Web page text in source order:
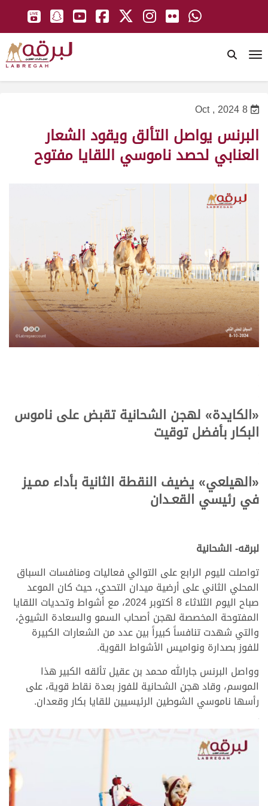
8 Oct , 2024
البرنس يواصل التألق ويقود الشعار
العنابي لحصد ناموسي اللقايا مفتوح
«الكايدة» لهجن الشحانية تقبض على ناموس
البكار بأفضل توقيت
«الهيلعي» يضيف النقطة الثانية بأداء ممـيز
في رئيسي القعـدان
لبرقه- الشحانية
تواصلت لليوم الرابع على التوالي فعاليات ومنافسات السباق
المحلي الثاني على أرضية ميدان التحدي، حيث كان الموعد
صباح اليوم الثلاثاء 8 أكتوبر 2024، مع أشواط وتحديات اللقايا
المفتوحة المخصصة لهجن أصحاب السمو والسعادة الشيوخ،
والتي شهدت تنافساً كبيراً بين عدد من الشعارات الكبيرة
للفوز بصدارة ونواميس الأشواط القوية.
وواصل البرنس جارالله محمد بن عقيل تألقه الكبير هذا
الموسم، وقاد هجن الشحانية للفوز بعدة نقاط قوية، على
رأسها ناموسي الشوطين الرئيسيين للقايا بكار وقعدان.
>